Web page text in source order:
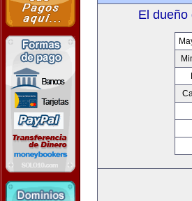
El dueño